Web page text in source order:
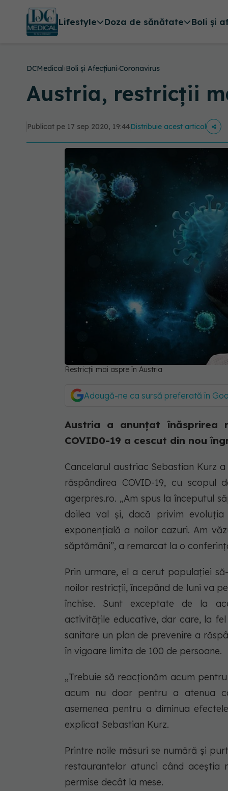
Lifestyle Doza de sănătate Boli și
DCMedical›Boli și Afecțiuni›Coronavirus
Austria, restricții
Publicat pe 17 sep 2020, 19:44Distribuie acest articol
Restricții mai aspre în Austria
Adaugă-ne ca sursă preferată în
Austria a anunțat înăsprirea
COVID0-19 a cescut din nou
Cancelarul austriac Sebastian Kurz
răspândirea COVID-19, cu
agerpres.ro. „Am spus la începutul
doilea val şi, dacă privim
exponenţială a noilor cazuri. Am
săptămâni”, a remarcat la o
Prin urmare, el a cerut populaţiei
noilor restricţii, începând de luni va
închise. Sunt exceptate de la
activităţile educative, dar care, la
sanitare un plan de prevenire a
în vigoare limita de 100 de persoane.
„Trebuie să reacţionăm acum
acum nu doar pentru a atenua
asemenea pentru a diminua
explicat Sebastian Kurz.
Printre noile măsuri se numără şi
restaurantelor atunci când
permise decât la mese.